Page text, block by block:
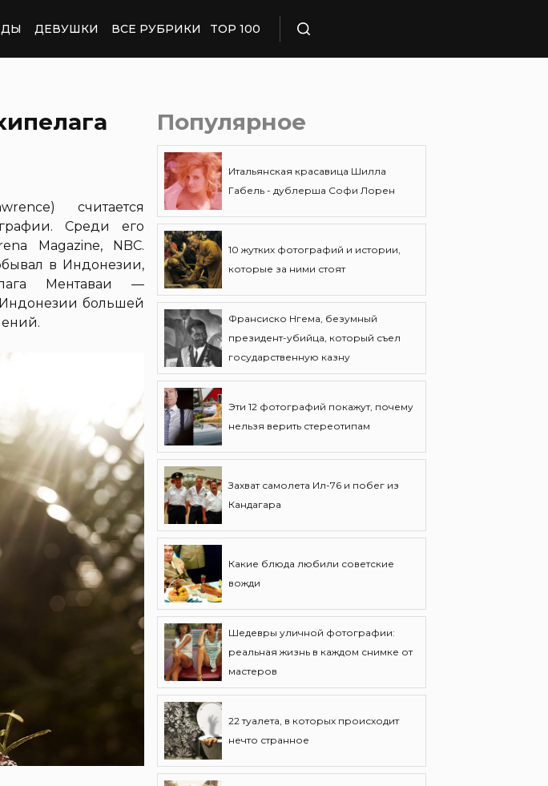
ДЕВУШКИ ВСЕ РУБРИКИ TOP 100
считается
Среди его
Magazine, NBC.
в Индонезии,
Ментаваи —
большей
Популярное
Итальянская красавица Шилла
Габель - дублерша Софи Лорен
10 жутких фотографий и истории,
которые за ними стоят
Франсиско Нгема, безумный
президент-убийца, который съел
государственную казну
Эти 12 фотографий покажут, почему
нельзя верить стереотипам
Захват самолета Ил-76 и побег из
Кандагара
Какие блюда любили советские
вожди
Шедевры уличной фотографии:
реальная жизнь в каждом снимке от
мастеров
22 туалета, в которых происходит
нечто странное